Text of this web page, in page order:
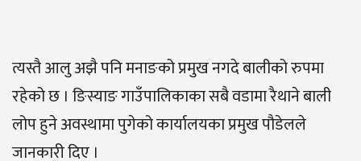
त्यस्तै आलु अझै पनि मनाङको प्रमुख नगदे बालीको रुपमा
रहेको छ । ङिस्याङ गाउँपालिकाका सबै वडामा रैथाने बाली
लोप हुने अवस्थामा पुगेको कार्यालयका प्रमुख पौडेलले
जानकारी दिए ।